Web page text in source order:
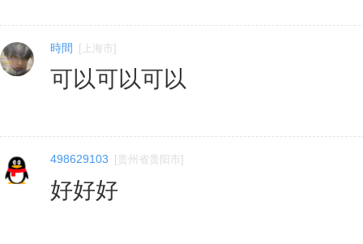
時間 [ 上海市]
可以可以可以
498629103 [ 贵州省贵阳市]
好好好